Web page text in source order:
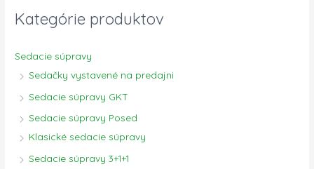
Kategórie produktov
Sedacie súpravy
Sedačky vystavené na predajni
Sedacie súpravy GKT
Sedacie súpravy Posed
Klasické sedacie súpravy
Sedacie súpravy 3+1+1